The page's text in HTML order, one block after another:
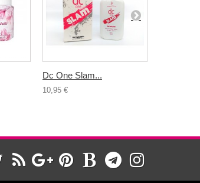
Dc One Slam...
10,95 €